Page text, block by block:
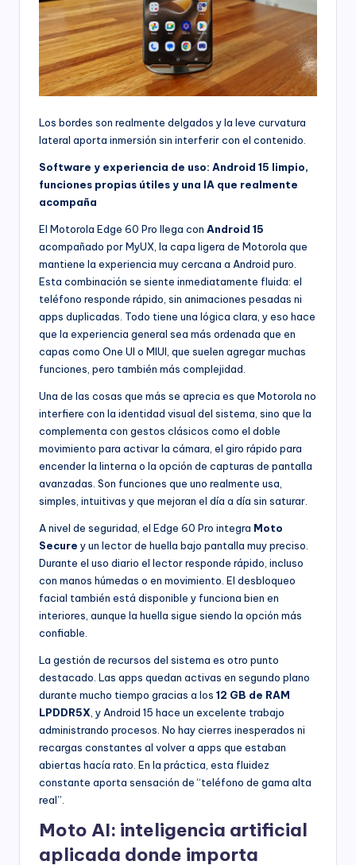
Los bordes son realmente delgados y la leve curvatura
lateral aporta inmersión sin interferir con el contenido.
Software y experiencia de uso: Android 15 limpio,
funciones propias útiles y una IA que realmente
acompaña
El Motorola Edge 60 Pro llega con Android 15
acompañado por MyUX, la capa ligera de Motorola que
mantiene la experiencia muy cercana a Android puro.
Esta combinación se siente inmediatamente fluida: el
teléfono responde rápido, sin animaciones pesadas ni
apps duplicadas. Todo tiene una lógica clara, y eso hace
que la experiencia general sea más ordenada que en
capas como One UI o MIUI, que suelen agregar muchas
funciones, pero también más complejidad.
Una de las cosas que más se aprecia es que Motorola no
interfiere con la identidad visual del sistema, sino que la
complementa con gestos clásicos como el doble
movimiento para activar la cámara, el giro rápido para
encender la linterna o la opción de capturas de pantalla
avanzadas. Son funciones que uno realmente usa,
simples, intuitivas y que mejoran el día a día sin saturar.
A nivel de seguridad, el Edge 60 Pro integra Moto
Secure y un lector de huella bajo pantalla muy preciso.
Durante el uso diario el lector responde rápido, incluso
con manos húmedas o en movimiento. El desbloqueo
facial también está disponible y funciona bien en
interiores, aunque la huella sigue siendo la opción más
confiable.
La gestión de recursos del sistema es otro punto
destacado. Las apps quedan activas en segundo plano
durante mucho tiempo gracias a los 12 GB de RAM
LPDDR5X , y Android 15 hace un excelente trabajo
administrando procesos. No hay cierres inesperados ni
recargas constantes al volver a apps que estaban
abiertas hacía rato. En la práctica, esta fluidez
constante aporta sensación de “teléfono de gama alta
real”.
Moto AI: inteligencia artificial
aplicada donde importa